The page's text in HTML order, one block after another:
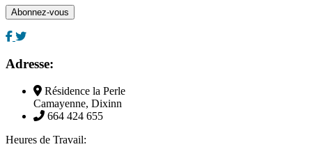
Adresse:
Résidence la Perle
Camayenne, Dixinn
664 424 655
Heures de Travail: